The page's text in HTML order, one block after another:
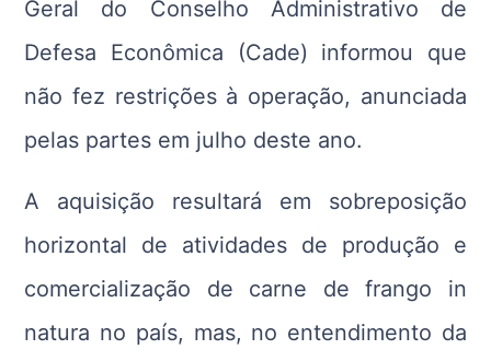
Geral do Conselho Administrativo de
Defesa Econômica (Cade) informou que
não fez restrições à operação, anunciada
pelas partes em julho deste ano.
A aquisição resultará em sobreposição
horizontal de atividades de produção e
comercialização de carne de frango in
natura no país, mas, no entendimento da